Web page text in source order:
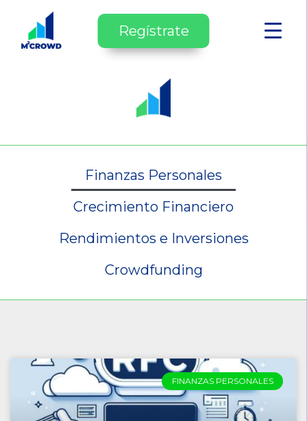
Regístrate
Finanzas Personales
Crecimiento Financiero
Rendimientos e Inversiones
Crowdfunding
FINANZAS PERSONALES